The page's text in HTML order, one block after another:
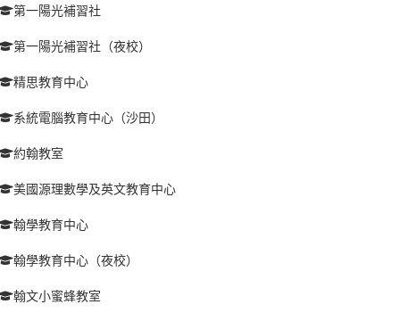
第一陽光補習社
第一陽光補習社（夜校）
精思教育中心
系統電腦教育中心（沙田）
約翰教室
美國源理數學及英文教育中心
翰學教育中心
翰學教育中心（夜校）
翰文小蜜蜂教室